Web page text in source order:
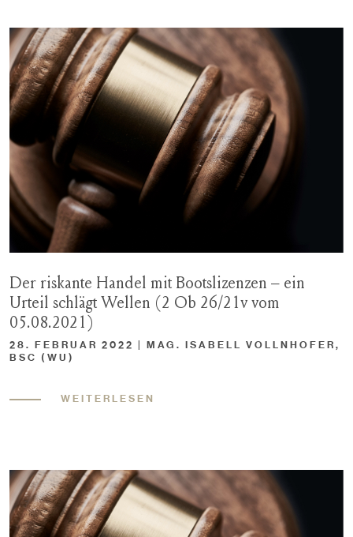
Der riskante Handel mit Bootslizenzen – ein
Urteil schlägt Wellen (2 Ob 26/21v vom
05.08.2021)
28. FEBRUAR 2022 | MAG. ISABELL VOLLNHOFER,
BSC (WU)
WEITERLESEN